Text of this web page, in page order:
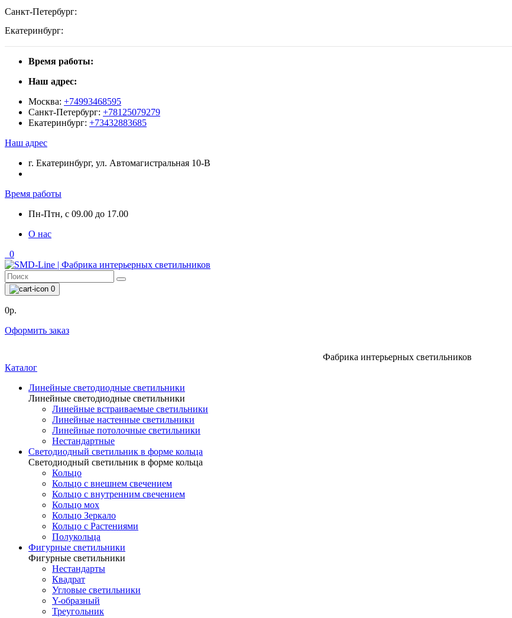
Санкт-Петербург:
Екатеринбург:
Время работы:
Наш адрес:
Москва: +74993468595
Санкт-Петербург: +78125079279
Екатеринбург: +73432883685
Наш адрес
г. Екатеринбург, ул. Автомагистральная 10-В
Время работы
Пн-Птн, с 09.00 до 17.00
О нас
0
0
0р.
Оформить заказ
Фабрика интерьерных светильников
Каталог
Линейные светодиодные светильники
Линейные светодиодные светильники
Линейные встраиваемые светильники
Линейные настенные светильники
Линейные потолочные светильники
Нестандартные
Светодиодный светильник в форме кольца
Светодиодный светильник в форме кольца
Кольцо
Кольцо с внешнем свечением
Кольцо с внутренним свечением
Кольцо мох
Кольцо Зеркало
Кольцо с Растениями
Полукольца
Фигурные светильники
Фигурные светильники
Нестандарты
Квадрат
Угловые светильники
Y-образный
Треугольник